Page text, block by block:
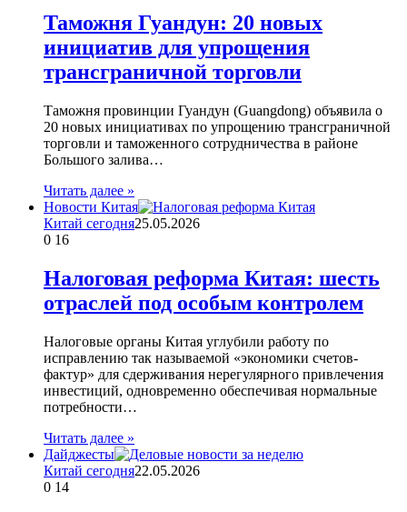
Таможня Гуандун: 20 новых
инициатив для упрощения
трансграничной торговли
Таможня провинции Гуандун (Guangdong) объявила о
20 новых инициативах по упрощению трансграничной
торговли и таможенного сотрудничества в районе
Большого залива…
Читать далее »
Новости Китая
Китай сегодня25.05.2026
0 16
Налоговая реформа Китая: шесть
отраслей под особым контролем
Налоговые органы Китая углубили работу по
исправлению так называемой «экономики счетов-
фактур» для сдерживания нерегулярного привлечения
инвестиций, одновременно обеспечивая нормальные
потребности…
Читать далее »
Дайджесты
Китай сегодня22.05.2026
0 14